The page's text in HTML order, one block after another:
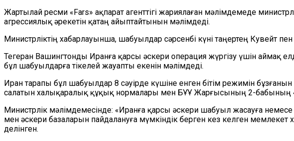
Жартылай ресми «Fars» ақпарат агенттігі жариялаған мәлімдемеде
агрессиялық әрекетін қатаң айыптайтынын мәлімдеді.
Министрліктің хабарлауынша, шабуылдар сәрсенбі күні таңертең Кувейт
Тегеран Вашингтонды Иранға қарсы әскери операция жүргізу үшін аймақ
бұл шабуылдарға тікелей жауапты екенін мәлімдеді.
Иран тарапы бұл шабуылдар 8 сәуірде күшіне енген бітім режимін
салатын халықаралық құқық нормалары мен БҰҰ Жарғысының 2-бабының 4-
Министрлік мәлімдемесінде: «Иранға қарсы әскери шабуыл жасауға
мен әскери базаларын пайдалануға мүмкіндік берген кез келген
делінген.